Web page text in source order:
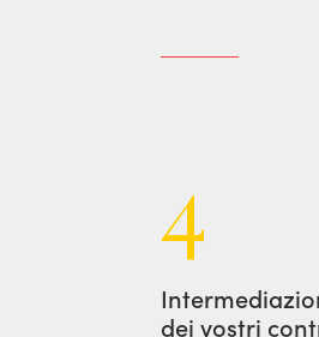
4
dei vostri